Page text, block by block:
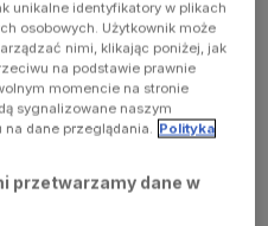
unikalne identyfikatory w plikach
osobowych. Użytkownik może
nimi, klikając poniżej, jak
na podstawie prawnie
momencie na stronie
sygnalizowane naszym
na dane przeglądania. Polityka
przetwarzamy dane w